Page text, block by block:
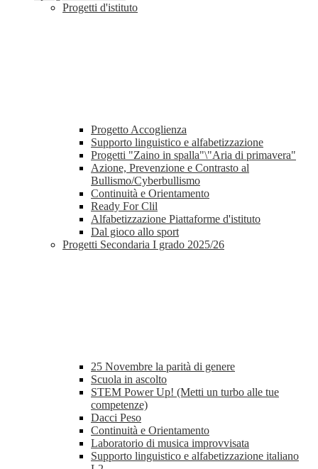
Progetti d'istituto
Progetto Accoglienza
Supporto linguistico e alfabetizzazione
Progetti "Zaino in spalla"\"Aria di primavera"
Azione, Prevenzione e Contrasto al
Bullismo/Cyberbullismo
Continuità e Orientamento
Ready For Clil
Alfabetizzazione Piattaforme d'istituto
Dal gioco allo sport
Progetti Secondaria I grado 2025/26
25 Novembre la parità di genere
Scuola in ascolto
STEM Power Up! (Metti un turbo alle tue
competenze)
Dacci Peso
Continuità e Orientamento
Laboratorio di musica improvvisata
Supporto linguistico e alfabetizzazione italiano